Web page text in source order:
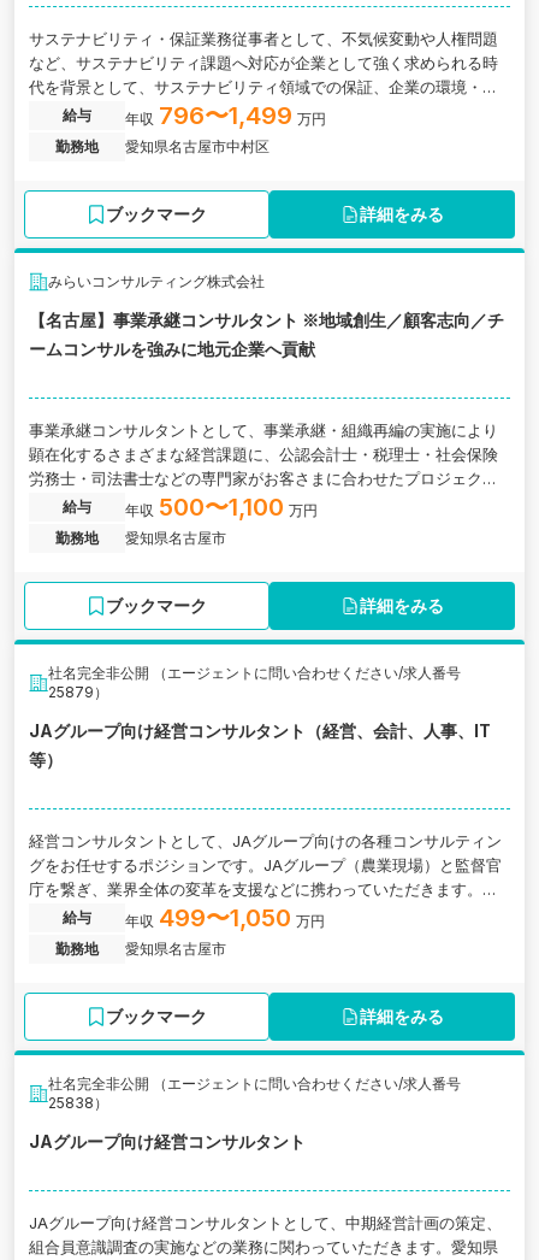
サステナビリティ・保証業務従事者として、不気候変動や人権問題
など、サステナビリティ課題へ対応が企業として強く求められる時
代を背景として、サステナビリティ領域での保証、企業の環境・安
全衛生の取組みや鉱物調達に関する調査などの業務に関わっていた
だきます。愛知県名古屋市中村区にある監査法人の求人です。
給与 年収 796〜1,499 万円
勤務地
愛知県名古屋市中村区
ブックマーク 詳細をみる
みらいコンサルティング株式会社
【名古屋】事業承継コンサルタント ※地域創生／顧客志向／チ
ームコンサルを強みに地元企業へ貢献
事業承継コンサルタントとして、事業承継・組織再編の実施により
顕在化するさまざまな経営課題に、公認会計士・税理士・社会保険
労務士・司法書士などの専門家がお客さまに合わせたプロジェクト
チ ームを結成し、あらゆる角度から的確なアドバイスを行いなが
ら、最適な承継プランを作成など の業務に関わっていただきます。
愛知県名古屋市にある税理士法人の求人です
給与 年収 500〜1,100 万円
勤務地
愛知県名古屋市
ブックマーク 詳細をみる
社名完全非公開 （エージェントに問い合わせください/求人番号
25879）
JAグループ向け経営コンサルタント（経営、会計、人事、IT
等）
経営コンサルタントとして、JAグループ向けの各種コンサルティン
グをお任せするポジションです。JAグループ（農業現場）と監督官
庁を繋ぎ、業界全体の変革を支援などに携わっていただきます。愛
知県名古屋市にある監査法人の求人です。
給与 年収 499〜1,050 万円
勤務地
愛知県名古屋市
ブックマーク 詳細をみる
社名完全非公開 （エージェントに問い合わせください/求人番号
25838）
JAグループ向け経営コンサルタント
JAグループ向け経営コンサルタントとして、中期経営計画の策定、
組合員意識調査の実施などの業務に関わっていただきます。愛知県